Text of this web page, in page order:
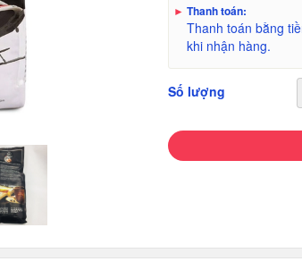
► Thanh toán:
Thanh toán bằng
khi nhận hàng.
Số lượng